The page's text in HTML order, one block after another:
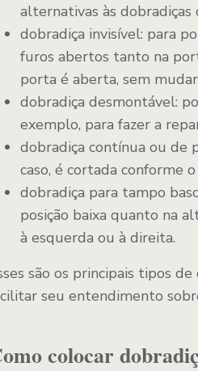
alternativas às dobradiças
dobradiça invisível: para
furos abertos tanto na
porta é aberta, sem
dobradiça desmontável:
exemplo, para fazer a
dobradiça contínua ou de
caso, é cortada conforme
dobradiça para tampo
posição baixa quanto na
à esquerda ou à direita.
são os principais tipos
seu entendimento
colocar